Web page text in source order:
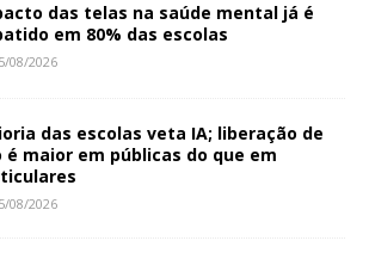
das telas na saúde mental já é
em 80% das escolas
08/2026
das escolas veta IA; liberação de
é maior em públicas do que em
08/2026